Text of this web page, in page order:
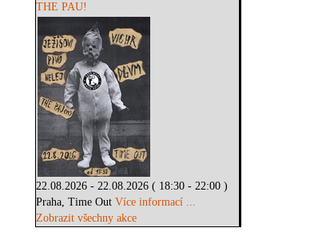
THE PAU!
22.08.2026 - 22.08.2026 ( 18:30 - 22:00 )
Praha, Time OutVíce informací ...
Zobrazit všechny akce